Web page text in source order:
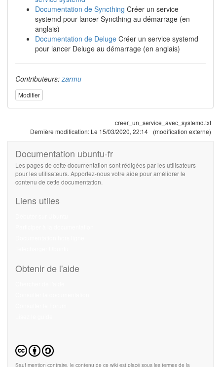
Documentation de Syncthing Créer un service
systemd pour lancer Syncthing au démarrage (en
anglais)
Documentation de Deluge Créer un service systemd
pour lancer Deluge au démarrage (en anglais)
Contributeurs:zarmu
Modifier
creer_un_service_avec_systemd.txt
Dernière modification: Le 15/03/2020, 22:14 (modification externe)
Documentation ubuntu-fr
Les pages de cette documentation sont rédigées par les utilisateurs
pour les utilisateurs. Apportez-nous votre aide pour améliorer le
contenu de cette documentation.
Liens utiles
Obtenir de l'aide
Sauf mention contraire, le contenu de ce wiki est placé sous les termes de la